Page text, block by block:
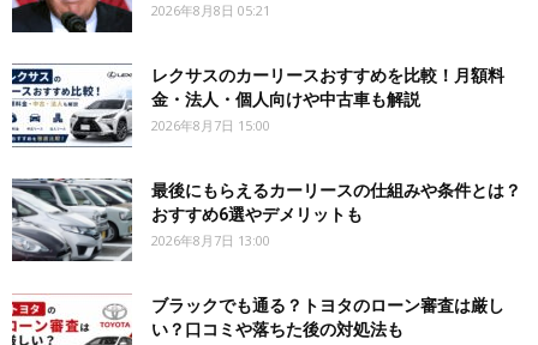
2026年8月8日 05:21
レクサスのカーリースおすすめを比較！月額料
金・法人・個人向けや中古車も解説
2026年8月7日 15:00
最後にもらえるカーリースの仕組みや条件とは？
おすすめ6選やデメリットも
2026年8月7日 13:00
ブラックでも通る？トヨタのローン審査は厳し
い？口コミや落ちた後の対処法も